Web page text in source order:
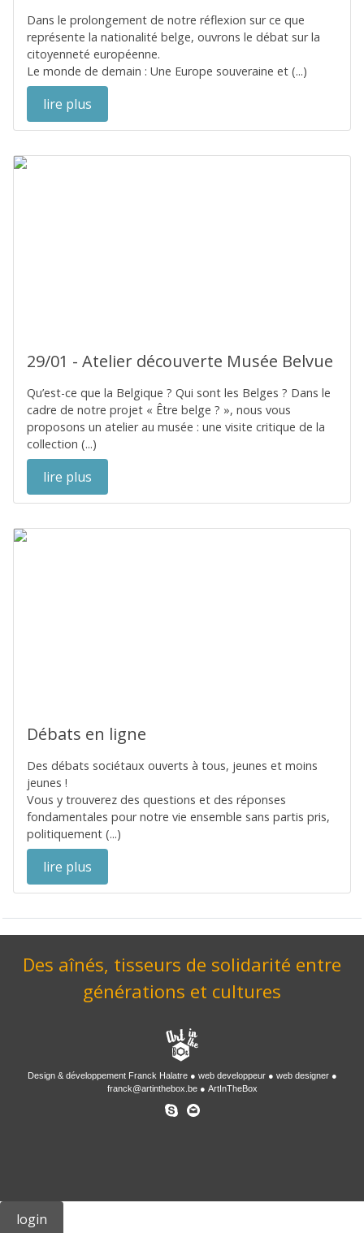
Dans le prolongement de notre réflexion sur ce que
représente la nationalité belge, ouvrons le débat sur la
citoyenneté européenne.
Le monde de demain : Une Europe souveraine et (...)
lire plus
29/01 - Atelier découverte Musée Belvue
Qu’est-ce que la Belgique ? Qui sont les Belges ? Dans le
cadre de notre projet « Être belge ? », nous vous
proposons un atelier au musée : une visite critique de la
collection (...)
lire plus
Débats en ligne
Des débats sociétaux ouverts à tous, jeunes et moins
jeunes !
Vous y trouverez des questions et des réponses
fondamentales pour notre vie ensemble sans partis pris,
politiquement (...)
lire plus
Des aînés, tisseurs de solidarité entre
générations et cultures
Design & développement Franck Halatre web developpeur
web designer
franck@artinthebox.be
ArtInTheBox
login